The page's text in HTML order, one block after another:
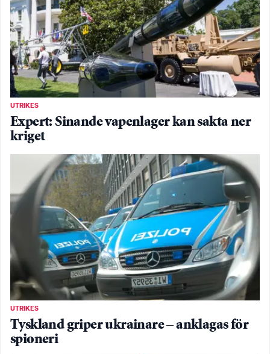
UTRIKES
Expert: Sinande vapenlager kan sakta ner
kriget
UTRIKES
Tyskland griper ukrainare – anklagas för
spioneri